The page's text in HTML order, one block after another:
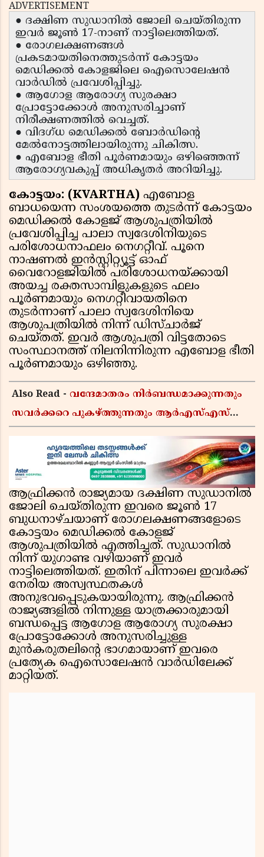
ADVERTISEMENT
● ദക്ഷിണ സുഡാനിൽ ജോലി ചെയ്തിരുന്ന
ഇവർ ജൂൺ 17-നാണ് നാട്ടിലെത്തിയത്.
● രോഗലക്ഷണങ്ങൾ
പ്രകടമായതിനെത്തുടർന്ന് കോട്ടയം
മെഡിക്കൽ കോളജിലെ ഐസൊലേഷൻ
വാർഡിൽ പ്രവേശിപ്പിച്ചു.
● ആഗോള ആരോഗ്യ സുരക്ഷാ
പ്രോട്ടോക്കോൾ അനുസരിച്ചാണ്
നിരീക്ഷണത്തിൽ വെച്ചത്.
● വിദഗ്ധ മെഡിക്കൽ ബോർഡിൻ്റെ
മേൽനോട്ടത്തിലായിരുന്നു ചികിത്സ.
● എബോള ഭീതി പൂർണമായും ഒഴിഞ്ഞെന്ന്
ആരോഗ്യവകുപ്പ് അധികൃതർ അറിയിച്ചു.
കോട്ടയം: (KVARTHA) എബോള
ബാധയെന്ന സംശയത്തെ തുടർന്ന് കോട്ടയം
മെഡിക്കൽ കോളജ് ആശുപത്രിയിൽ
പ്രവേശിപ്പിച്ച പാലാ സ്വദേശിനിയുടെ
പരിശോധനാഫലം നെഗറ്റീവ്. പൂനെ
നാഷണൽ ഇൻസ്റ്റിറ്റ്യൂട്ട് ഓഫ്
വൈറോളജിയിൽ പരിശോധനയ്ക്കായി
അയച്ച രക്തസാമ്പിളുകളുടെ ഫലം
പൂർണമായും നെഗറ്റീവായതിനെ
തുടർന്നാണ് പാലാ സ്വദേശിനിയെ
ആശുപത്രിയിൽ നിന്ന് ഡിസ്ചാർജ്
ചെയ്തത്. ഇവർ ആശുപത്രി വിട്ടതോടെ
സംസ്ഥാനത്ത് നിലനിന്നിരുന്ന എബോള ഭീതി
പൂർണമായും ഒഴിഞ്ഞു.
Also Read - വന്ദേമാതരം നിർബന്ധമാക്കുന്നതും
സവർക്കറെ പുകഴ്ത്തുന്നതും ആർഎസ്എസ്
വിജയൻ
ആഫ്രിക്കൻ രാജ്യമായ ദക്ഷിണ സുഡാനിൽ
ജോലി ചെയ്തിരുന്ന ഇവരെ ജൂൺ 17
ബുധനാഴ്ചയാണ് രോഗലക്ഷണങ്ങളോടെ
കോട്ടയം മെഡിക്കൽ കോളജ്
ആശുപത്രിയിൽ എത്തിച്ചത്. സുഡാനിൽ
നിന്ന് യുഗാണ്ട വഴിയാണ് ഇവർ
നാട്ടിലെത്തിയത്. ഇതിന് പിന്നാലെ ഇവർക്ക്
നേരിയ അസ്വസ്ഥതകൾ
അനുഭവപ്പെടുകയായിരുന്നു. ആഫ്രിക്കൻ
രാജ്യങ്ങളിൽ നിന്നുള്ള യാത്രക്കാരുമായി
ബന്ധപ്പെട്ട ആഗോള ആരോഗ്യ സുരക്ഷാ
പ്രോട്ടോക്കോൾ അനുസരിച്ചുള്ള
മുൻകരുതലിൻ്റെ ഭാഗമായാണ് ഇവരെ
പ്രത്യേക ഐസൊലേഷൻ വാർഡിലേക്ക്
മാറ്റിയത്.